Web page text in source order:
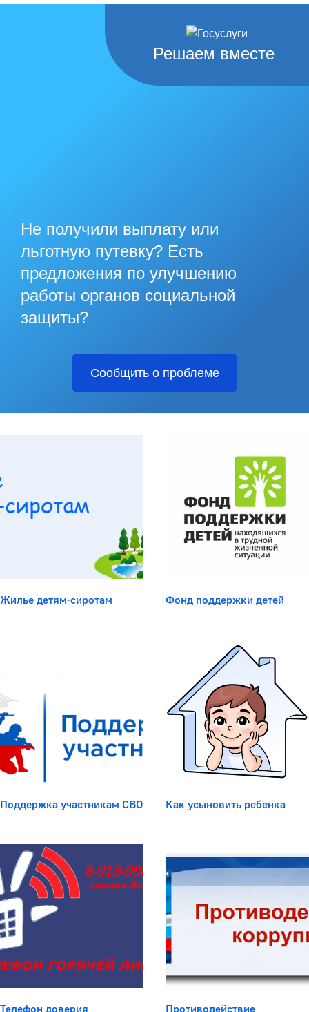
Решаем вместе
Не получили выплату или
льготную путевку? Есть
предложения по улучшению
работы органов социальной
защиты?
Сообщить о проблеме
Жилье детям-сиротам Фонд поддержки детей
Поддержка участникам СВО Как усыновить ребенка
Телефон доверия Противодействие